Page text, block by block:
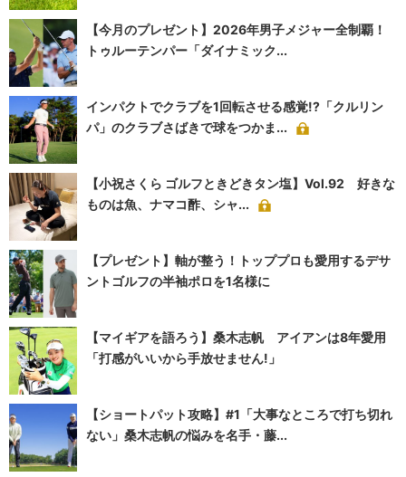
【今月のプレゼント】2026年男子メジャー全制覇！
トゥルーテンパー「ダイナミック...
インパクトでクラブを1回転させる感覚!?「クルリン
パ」のクラブさばきで球をつかま...
【小祝さくら ゴルフときどきタン塩】Vol.92 好きな
ものは魚、ナマコ酢、シャ...
【プレゼント】軸が整う！トッププロも愛用するデサ
ントゴルフの半袖ポロを1名様に
【マイギアを語ろう】桑木志帆 アイアンは8年愛用
「打感がいいから手放せません!」
【ショートパット攻略】#1「大事なところで打ち切れ
ない」桑木志帆の悩みを名手・藤...